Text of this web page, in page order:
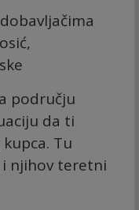
području
da ti
Tu
i njihov teretni